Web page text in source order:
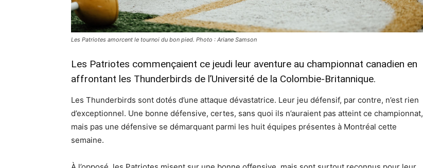
Les Patriotes amorcent le tournoi du bon pied. Photo : Ariane Samson
Les Patriotes commençaient ce jeudi leur aventure au championnat canadien en
affrontant les Thunderbirds de l’Université de la Colombie-Britannique.
Les Thunderbirds sont dotés d’une attaque dévastatrice. Leur jeu défensif, par contre, n’est rien
d’exceptionnel. Une bonne défensive, certes, sans quoi ils n’auraient pas atteint ce championnat,
mais pas une défensive se démarquant parmi les huit équipes présentes à Montréal cette
semaine.